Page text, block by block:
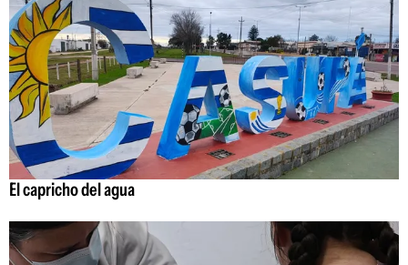
El capricho del agua